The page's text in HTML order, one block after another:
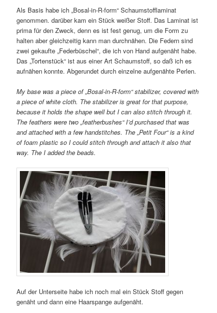
Als Basis habe ich „Bosal-in-R-form“ Schaumstofflaminat
genommen. darüber kam ein Stück weißer Stoff. Das Laminat ist
prima für den Zweck, denn es ist fest genug, um die Form zu
halten aber gleichzeitig kann man durchnähen. Die Federn sind
zwei gekaufte „Federbüschel“, die ich von Hand aufgenäht habe.
Das „Tortenstück“ ist aus einer Art Schaumstoff, so daß ich es
aufnähen konnte. Abgerundet durch einzelne aufgenähte Perlen.
My base was a piece of „Bosal-in-R-form“ stabilizer, covered with
a piece of white cloth. The stabilizer is great for that purpose,
because it holds the shape well but I can also stitch through it.
The feathers were two „featherbushes“ I’d purchased that was
and attached with a few handstitches. The „Petit Four“ is a kind
of foam plastic so I could stitch through and attach it also that
way. The I added the beads.
Auf der Unterseite habe ich noch mal ein Stück Stoff gegen
genäht und dann eine Haarspange aufgenäht.